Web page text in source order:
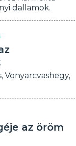
dallamok.
az öröm